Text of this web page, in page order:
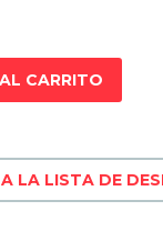
CARRITO
LA LISTA DE